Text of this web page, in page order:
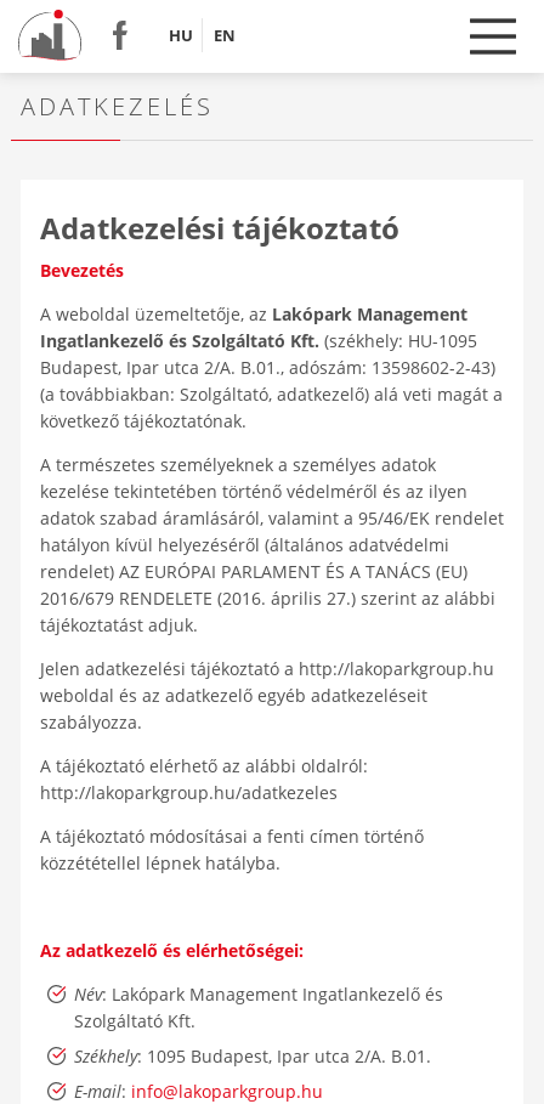
HU EN
ADATKEZELÉS
Adatkezelési tájékoztató
Bevezetés
A weboldal üzemeltetője, az Lakópark Management
Ingatlankezelő és Szolgáltató Kft. (székhely: HU-1095
Budapest, Ipar utca 2/A. B.01., adószám: 13598602-2-43)
(a továbbiakban: Szolgáltató, adatkezelő) alá veti magát a
következő tájékoztatónak.
A természetes személyeknek a személyes adatok
kezelése tekintetében történő védelméről és az ilyen
adatok szabad áramlásáról, valamint a 95/46/EK rendelet
hatályon kívül helyezéséről (általános adatvédelmi
rendelet) AZ EURÓPAI PARLAMENT ÉS A TANÁCS (EU)
2016/679 RENDELETE (2016. április 27.) szerint az alábbi
tájékoztatást adjuk.
Jelen adatkezelési tájékoztató a http://lakoparkgroup.hu
weboldal és az adatkezelő egyéb adatkezeléseit
szabályozza.
A tájékoztató elérhető az alábbi oldalról:
http://lakoparkgroup.hu/adatkezeles
A tájékoztató módosításai a fenti címen történő
közzététellel lépnek hatályba.
Az adatkezelő és elérhetőségei:
Név: Lakópark Management Ingatlankezelő és
Szolgáltató Kft.
Székhely: 1095 Budapest, Ipar utca 2/A. B.01.
E-mail: info@lakoparkgroup.hu